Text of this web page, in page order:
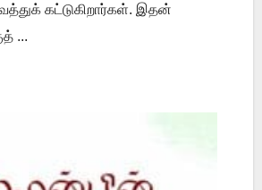
கட்டுகிறார்கள். இதன்
...